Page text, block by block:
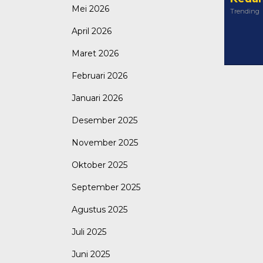
Mei 2026
April 2026
Maret 2026
Februari 2026
Januari 2026
Desember 2025
November 2025
Oktober 2025
September 2025
Agustus 2025
Juli 2025
Juni 2025
Trending